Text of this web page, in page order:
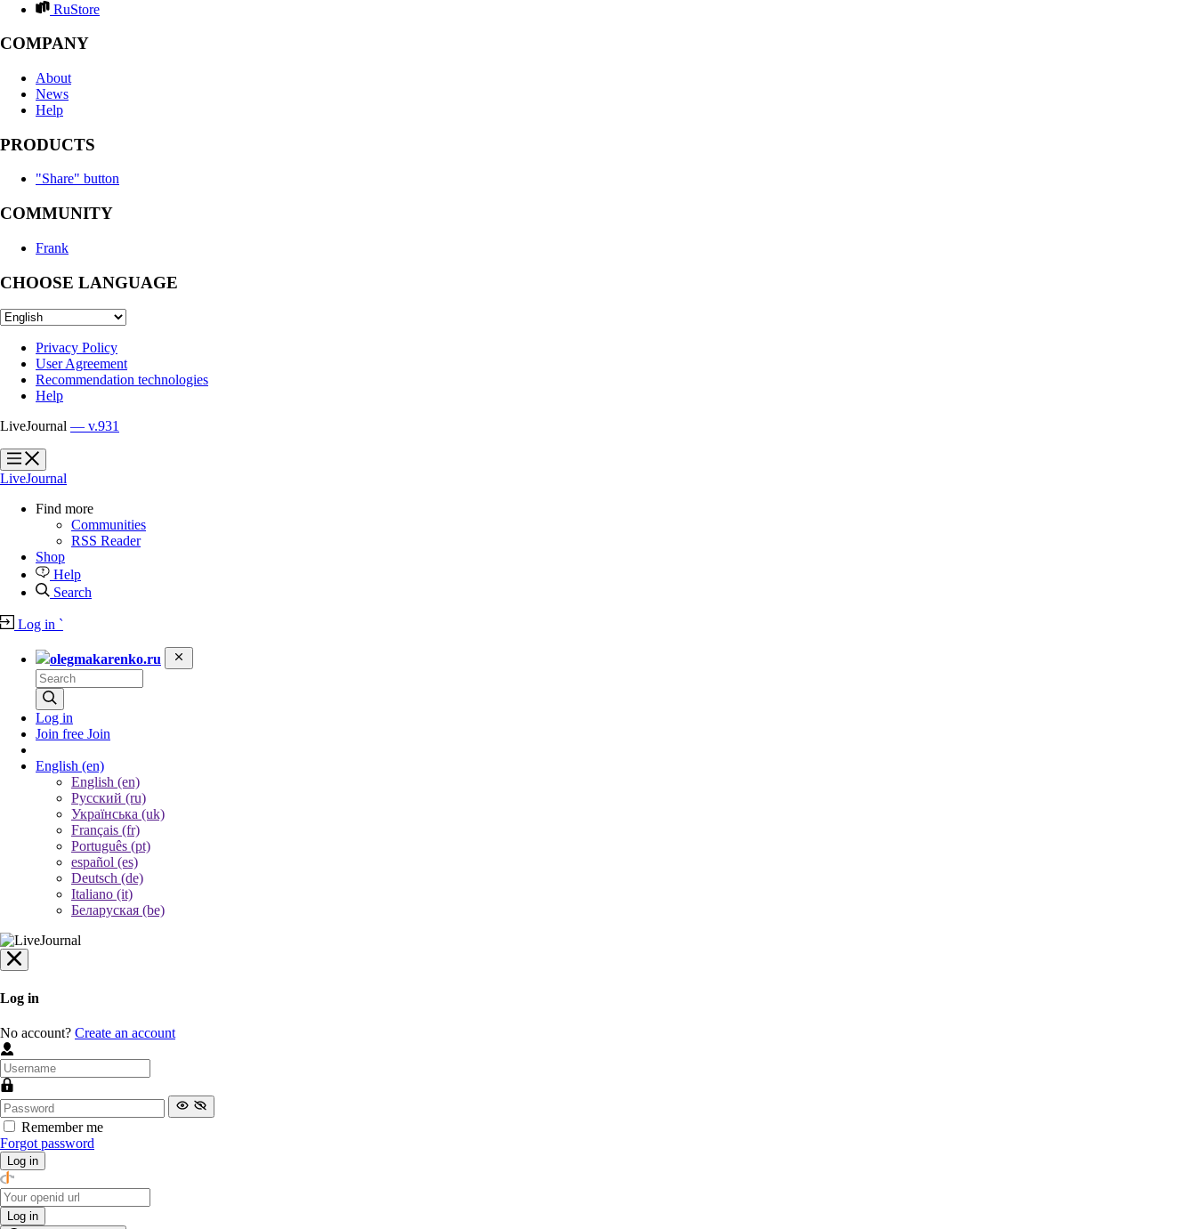
RuStore
COMPANY
About
News
Help
PRODUCTS
"Share" button
COMMUNITY
Frank
CHOOSE LANGUAGE
Privacy Policy
User Agreement
Recommendation technologies
Help
LiveJournal — v.931
?
?
LiveJournal
Find more
Communities
RSS Reader
Shop
Help
Search
Log in `
olegmakarenko.ru
Log in
Join free Join
English (en)
English (en)
Русский (ru)
Українська (uk)
Français (fr)
Português (pt)
español (es)
Deutsch (de)
Italiano (it)
Беларуская (be)
Log in
No account? Create an account
Remember me
Forgot password
Log in
Log in